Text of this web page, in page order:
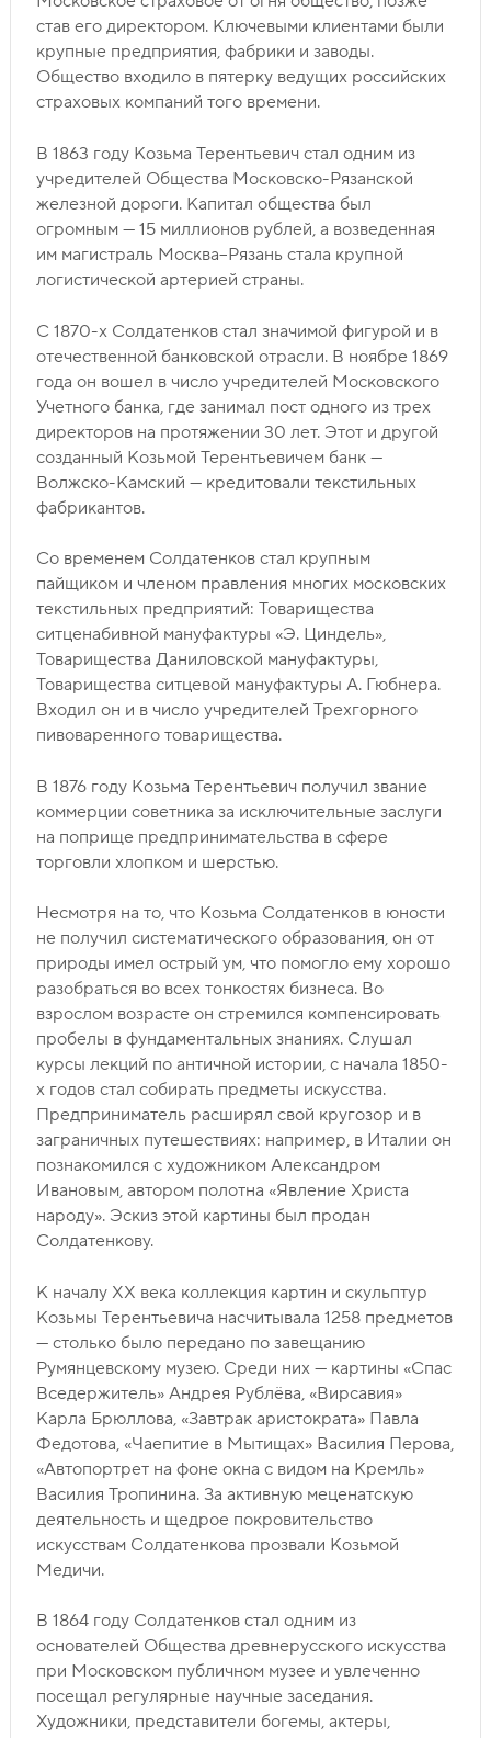
став его директором. Ключевыми клиентами были
крупные предприятия, фабрики и заводы.
Общество входило в пятерку ведущих российских
страховых компаний того времени.
В 1863 году Козьма Терентьевич стал одним из
учредителей Общества Московско-Рязанской
железной дороги. Капитал общества был
огромным — 15 миллионов рублей, а возведенная
им магистраль Москва–Рязань стала крупной
логистической артерией страны.
С 1870-х Солдатенков стал значимой фигурой и в
отечественной банковской отрасли. В ноябре 1869
года он вошел в число учредителей Московского
Учетного банка, где занимал пост одного из трех
директоров на протяжении 30 лет. Этот и другой
созданный Козьмой Терентьевичем банк —
Волжско-Камский — кредитовали текстильных
фабрикантов.
Со временем Солдатенков стал крупным
пайщиком и членом правления многих московских
текстильных предприятий: Товарищества
ситценабивной мануфактуры «Э. Циндель»,
Товарищества Даниловской мануфактуры,
Товарищества ситцевой мануфактуры А. Гюбнера.
Входил он и в число учредителей Трехгорного
пивоваренного товарищества.
В 1876 году Козьма Терентьевич получил звание
коммерции советника за исключительные заслуги
на поприще предпринимательства в сфере
торговли хлопком и шерстью.
Несмотря на то, что Козьма Солдатенков в юности
не получил систематического образования, он от
природы имел острый ум, что помогло ему хорошо
разобраться во всех тонкостях бизнеса. Во
взрослом возрасте он стремился компенсировать
пробелы в фундаментальных знаниях. Слушал
курсы лекций по античной истории, с начала 1850-
х годов стал собирать предметы искусства.
Предприниматель расширял свой кругозор и в
заграничных путешествиях: например, в Италии он
познакомился с художником Александром
Ивановым, автором полотна «Явление Христа
народу». Эскиз этой картины был продан
Солдатенкову.
К началу ХХ века коллекция картин и скульптур
Козьмы Терентьевича насчитывала 1258 предметов
— столько было передано по завещанию
Румянцевскому музею. Среди них — картины «Спас
Вседержитель» Андрея Рублёва, «Вирсавия»
Карла Брюллова, «Завтрак аристократа» Павла
Федотова, «Чаепитие в Мытищах» Василия Перова,
«Автопортрет на фоне окна с видом на Кремль»
Василия Тропинина. За активную меценатскую
деятельность и щедрое покровительство
искусствам Солдатенкова прозвали Козьмой
Медичи.
В 1864 году Солдатенков стал одним из
основателей Общества древнерусского искусства
при Московском публичном музее и увлеченно
посещал регулярные научные заседания.
Художники, представители богемы, актеры,